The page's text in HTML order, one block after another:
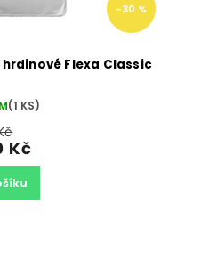
–30 %
Flexa Classic
(1 KS)
Kč